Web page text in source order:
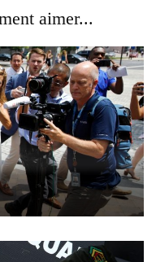
aimer...